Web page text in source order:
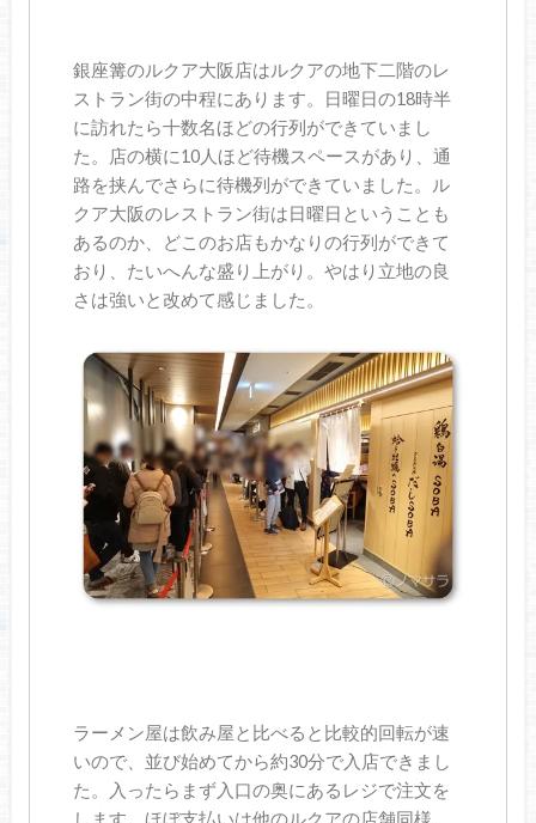
銀座篝のルクア大阪店はルクアの地下二階のレ
ストラン街の中程にあります。日曜日の18時半
に訪れたら十数名ほどの行列ができていまし
た。店の横に10人ほど待機スペースがあり、通
路を挟んでさらに待機列ができていました。ル
クア大阪のレストラン街は日曜日ということも
あるのか、どこのお店もかなりの行列ができて
おり、たいへんな盛り上がり。やはり立地の良
さは強いと改めて感じました。
ラーメン屋は飲み屋と比べると比較的回転が速
いので、並び始めてから約30分で入店できまし
た。入ったらまず入口の奥にあるレジで注文を